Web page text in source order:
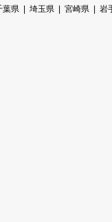
葉県 埼玉県 宮崎県 岩